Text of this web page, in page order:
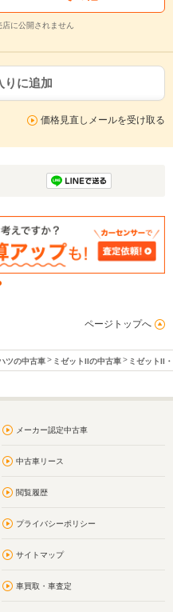
に公開されません
りに追加
価格見直しメールを受け取る
ページトップへ
ツの中古車 ミゼットIIの中古車 ミゼットII
メーカー認定中古車
中古車リース
閲覧履歴
プライバシーポリシー
サイトマップ
車買取・車査定